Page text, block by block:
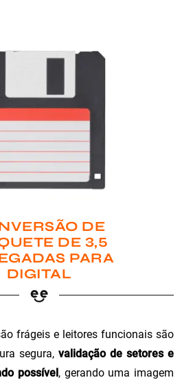
DE
DE 3,5
PARA
DIGITAL
frágeis e leitores funcionais são
segura, validação de setores e
possível, gerando uma imagem